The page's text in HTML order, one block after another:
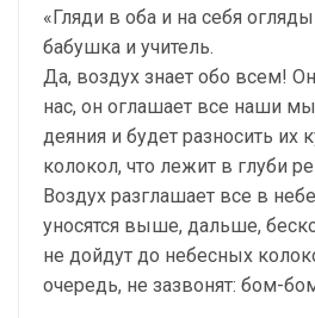
«Гляди в оба и на себя
бабушка и учитель.
Да, воздух знает обо всем!
нас, он оглашает все наши
деяния и будет разносить их
колокол, что лежит в глуби
Воздух разглашает все в
уносятся выше, дальше,
не дойдут до небесных
очередь, не зазвонят: бом-